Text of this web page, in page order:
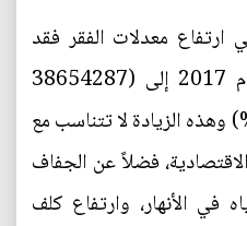
ارتفاع معدلات الفقر فقد
أرتفع عدد سكان العراق عام 2017 إلى (38654287
وبمعدل نمو بلغ (2.7%) وهذه الزيادة لا تتناسب مع
فضلاً عن الجفاف
في الأنهار، وارتفاع كلف